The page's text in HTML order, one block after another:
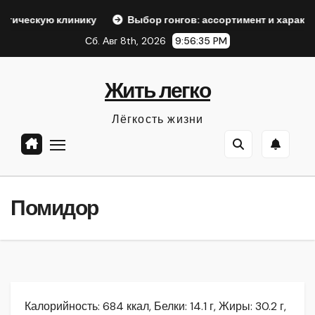
Выбор гонгов: ассортимент и характеристики
Сб. Авг 8th, 2026
9:56:36 PM
Жить легко
Лёгкость жизни
Помидор
Калорийность: 684 ккал, Белки: 14.1 г, Жиры: 30.2 г,